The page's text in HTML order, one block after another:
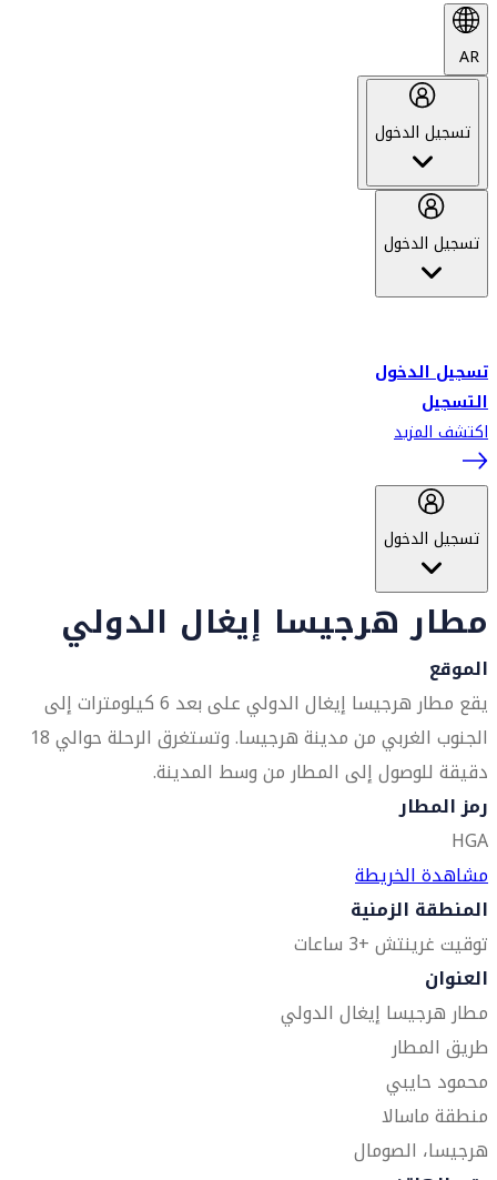
AR
تسجيل الدخول
تسجيل الدخول
تسجيل الدخول
التسجيل
اكتشف المزيد
تسجيل الدخول
مطار هرجيسا إيغال الدولي
الموقع
يقع مطار هرجيسا إيغال الدولي على بعد 6 كيلومترات إلى
الجنوب الغربي من مدينة هرجيسا. وتستغرق الرحلة حوالي 18
دقيقة للوصول إلى المطار من وسط المدينة.
رمز المطار
HGA
مشاهدة الخريطة
المنطقة الزمنية
توقيت غرينتش +3 ساعات
العنوان
مطار هرجيسا إيغال الدولي
طريق المطار
محمود حايبي
منطقة ماسالا
هرجيسا، الصومال